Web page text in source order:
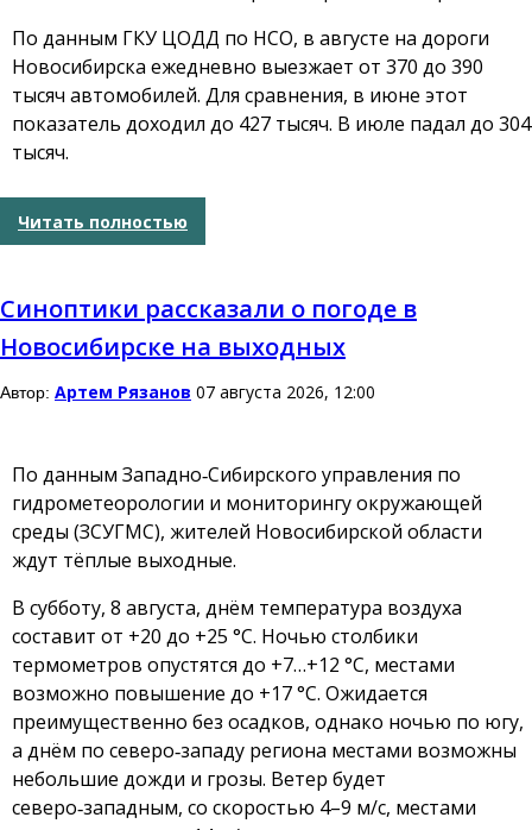
По данным ГКУ ЦОДД по НСО, в августе на дороги
Новосибирска ежедневно выезжает от 370 до 390
тысяч автомобилей. Для сравнения, в июне этот
показатель доходил до 427 тысяч. В июле падал до 304
тысяч.
Читать полностью
Синоптики рассказали о погоде в
Новосибирске на выходных
Автор: Артем Рязанов 07 августа 2026, 12:00
По данным Западно‑Сибирского управления по
гидрометеорологии и мониторингу окружающей
среды (ЗСУГМС), жителей Новосибирской области
ждут тёплые выходные.
В субботу, 8 августа, днём температура воздуха
составит от +20 до +25 °C. Ночью столбики
термометров опустятся до +7…+12 °C, местами
возможно повышение до +17 °C. Ожидается
преимущественно без осадков, однако ночью по югу,
а днём по северо‑западу региона местами возможны
небольшие дожди и грозы. Ветер будет
северо‑западным, со скоростью 4–9 м/с, местами